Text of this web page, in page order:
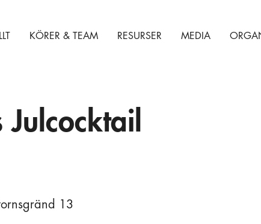
KÖRER & TEAM RESURSER MEDIA
Julcocktail
13